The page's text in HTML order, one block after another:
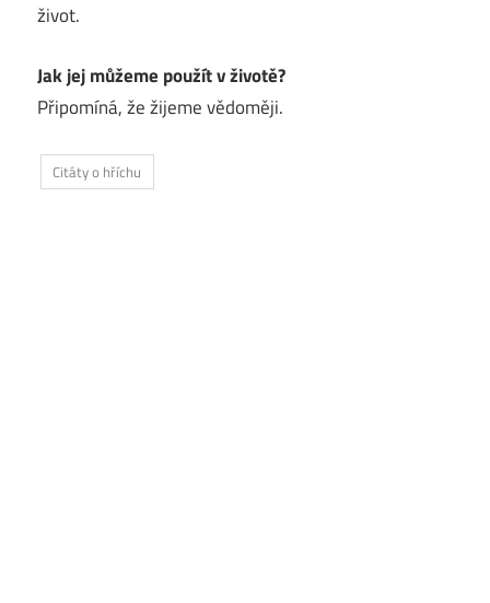
život.
Jak jej můžeme použít v životě?
Připomíná, že žijeme vědoměji.
Citáty o hříchu